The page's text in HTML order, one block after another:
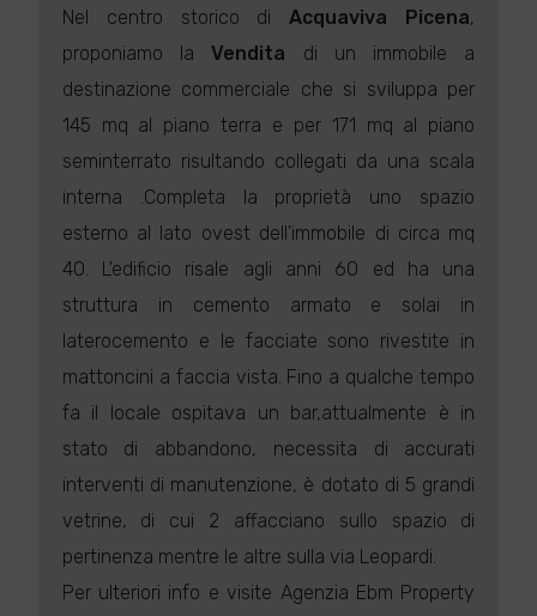
Nel centro storico diAcquaviva Picena,
proponiamo laVendita di un immobile a
destinazione commerciale che si sviluppa per
145 mq al piano terra e per 171 mq al piano
seminterrato risultando collegati da una scala
interna .Completa la proprietà uno spazio
esterno al lato ovest dell'immobile di circa mq
40. L'edificio risale agli anni 60 ed ha una
struttura in cemento armato e solai in
laterocemento e le facciate sono rivestite in
mattoncini a faccia vista. Fino a qualche tempo
fa il locale ospitava un bar,attualmente è in
stato di abbandono, necessita di accurati
interventi di manutenzione, è dotato di 5 grandi
vetrine, di cui 2 affacciano sullo spazio di
pertinenza mentre le altre sulla via Leopardi.
Per ulteriori info e visite Agenzia Ebm Property